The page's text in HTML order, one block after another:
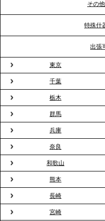
TBS「Nスタ」で、
ドブルが紹介されました
2026.3.23
プレスリリースのご案
会”が企業で広がる。
ィスケータリング』と
2026.3.20
NHK「ニュースウオッ
2026.3.16
プレスリリースのご案
その
特殊什
出張
東京
千葉
栃木
群馬
兵庫
奈良
和歌山
熊本
長崎
宮崎